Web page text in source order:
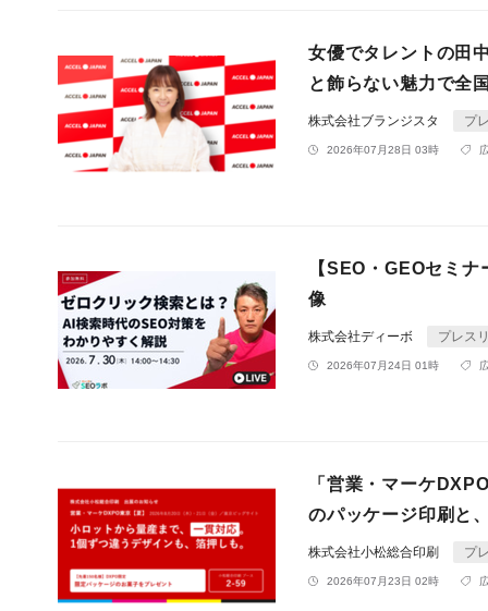
女優でタレントの田
と飾らない魅力で全
株式会社ブランジスタ プ
2026年07月28日 03時
【SEO・GEOセミ
像
株式会社ディーボ プレス
2026年07月24日 01時
「営業・マーケ
のパッケージ印刷と
株式会社小松総合印刷 プ
2026年07月23日 02時